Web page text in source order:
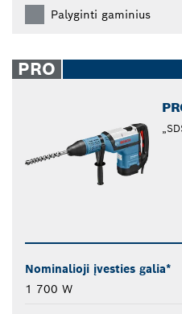
Palyginti gaminius
PRO
Nominalioji įvesties galia*
1 700 W